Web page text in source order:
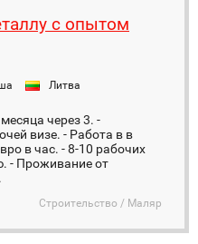
с опытом
Литва
через 3. -
визе. - Работа в в
в час. - 8-10 рабочих
- Проживание от
Строительство / Маляр